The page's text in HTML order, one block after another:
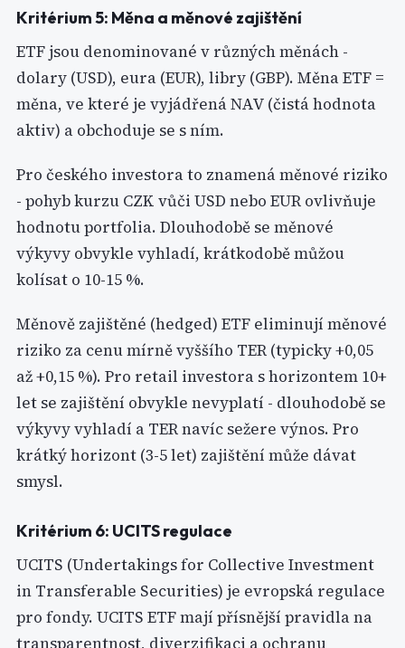
Kritérium 5: Měna a měnové zajištění
ETF jsou denominované v různých měnách -
dolary (USD), eura (EUR), libry (GBP). Měna ETF =
měna, ve které je vyjádřená NAV (čistá hodnota
aktiv) a obchoduje se s ním.
Pro českého investora to znamená měnové riziko
- pohyb kurzu CZK vůči USD nebo EUR ovlivňuje
hodnotu portfolia. Dlouhodobě se měnové
výkyvy obvykle vyhladí, krátkodobě můžou
kolísat o 10-15 %.
Měnově zajištěné (hedged) ETF eliminují měnové
riziko za cenu mírně vyššího TER (typicky +0,05
až +0,15 %). Pro retail investora s horizontem 10+
let se zajištění obvykle nevyplatí - dlouhodobě se
výkyvy vyhladí a TER navíc sežere výnos. Pro
krátký horizont (3-5 let) zajištění může dávat
smysl.
Kritérium 6: UCITS regulace
UCITS (Undertakings for Collective Investment
in Transferable Securities) je evropská regulace
pro fondy. UCITS ETF mají přísnější pravidla na
transparentnost, diverzifikaci a ochranu